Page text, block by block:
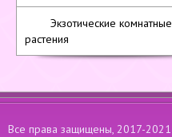
Экзотические комнатные
растения
Все права защищены, 2017-2021